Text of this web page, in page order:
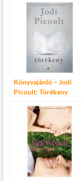
Könyvajánló – Jodi
Picoult: Törékeny